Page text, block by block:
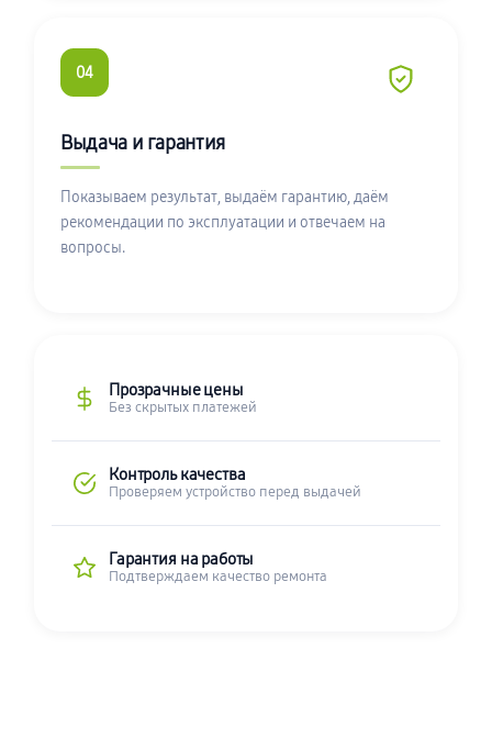
04
Выдача и гарантия
Показываем результат, выдаём гарантию, даём
рекомендации по эксплуатации и отвечаем на
вопросы.
Прозрачные цены
Без скрытых платежей
Контроль качества
Проверяем устройство перед выдачей
Гарантия на работы
Подтверждаем качество ремонта